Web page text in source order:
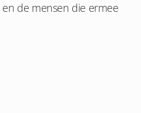
de mensen die ermee